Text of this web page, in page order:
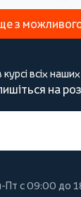
з
всіх
на
Пт с 09:00 до